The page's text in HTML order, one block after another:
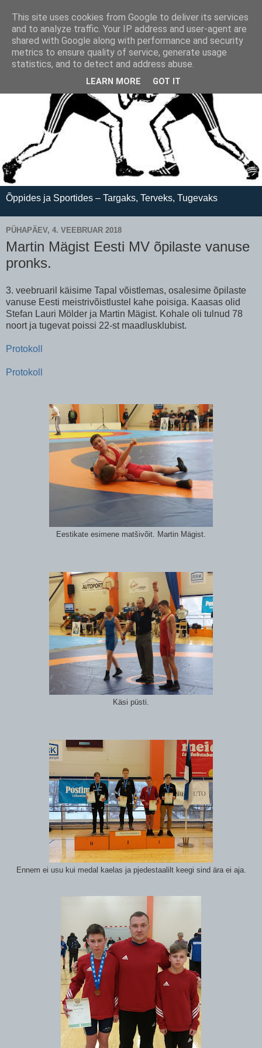
Õppides ja Sportides – Targaks, Terveks, Tugevaks
PÜHAPÄEV, 4. VEEBRUAR 2018
Martin Mägist Eesti MV õpilaste vanuse
pronks.
3. veebruaril käisime Tapal võistlemas, osalesime õpilaste
vanuse Eesti meistrivõistlustel kahe poisiga. Kaasas olid
Stefan Lauri Mölder ja Martin Mägist. Kohale oli tulnud 78
noort ja tugevat poissi 22-st maadlusklubist.
Protokoll
Protokoll
Eestikate esimene matšivõit. Martin Mägist.
Käsi püsti.
Ennem ei usu kui medal kaelas ja pjedestaalilt keegi sind ära ei aja.
This site uses cookies from Google to deliver its services
and to analyze traffic. Your IP address and user-agent are
shared with Google along with performance and security
metrics to ensure quality of service, generate usage
statistics, and to detect and address abuse.
LEARN MORE GOT IT